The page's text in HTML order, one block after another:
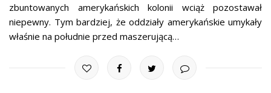
zbuntowanych amerykańskich kolonii wciąż pozostawał
niepewny. Tym bardziej, że oddziały amerykańskie umykały
właśnie na południe przed maszerującą…